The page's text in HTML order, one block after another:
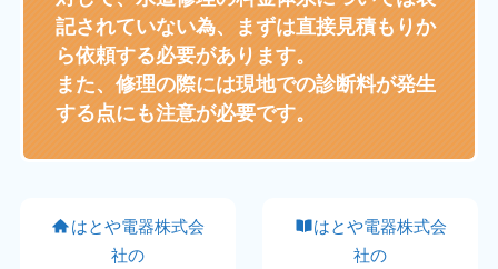
記されていない為、まずは直接見積もりか
ら依頼する必要があります。
また、修理の際には現地での診断料が発生
する点にも注意が必要です。
はとや電器株式会
社の
はとや電器株式会
社の